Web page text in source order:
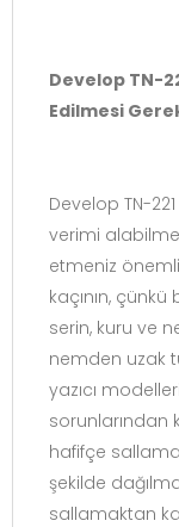
Develop TN-
Edilmesi
Develop TN-
verimi
etmeniz
kaçının,
serin, kuru ve
nemden uzak
yazıcı
sorunlarından
hafifçe
şekilde
sallamaktan